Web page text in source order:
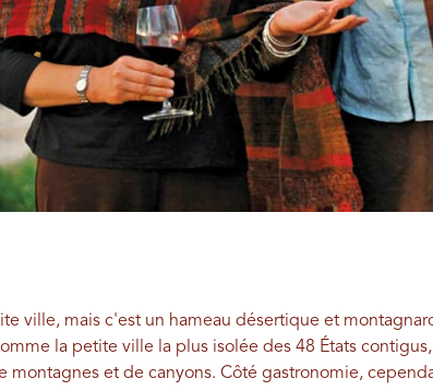
ville, mais c'est un hameau désertique et
la petite ville la plus isolée des 48 États
montagnes et de canyons. Côté gastronomie,